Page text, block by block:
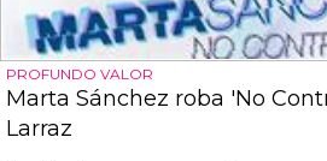
PROFUNDO VALOR
Marta Sánchez roba 'No
Larraz